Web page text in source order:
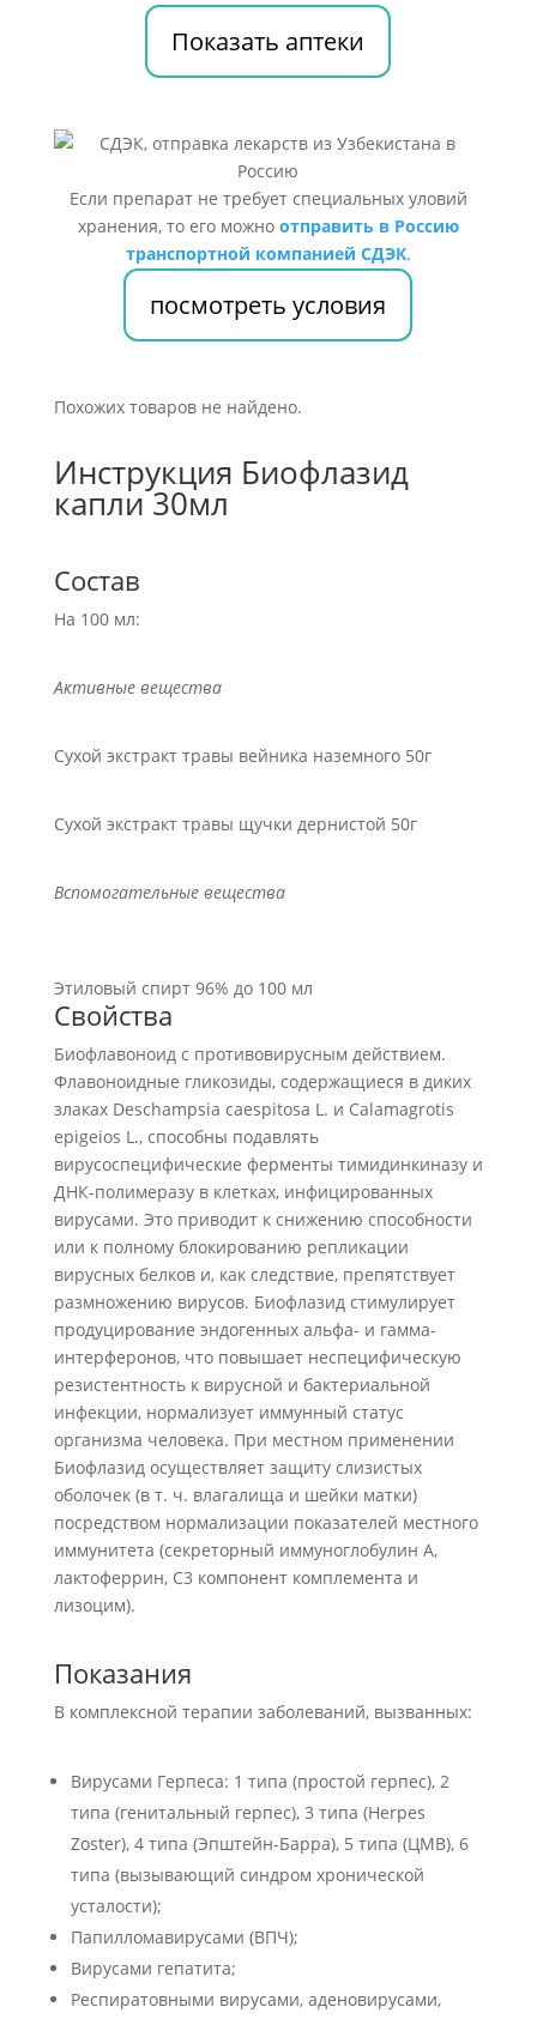
Показать аптеки
Если препарат не требует специальных уловий
хранения, то его можно отправить в Россию
транспортной компанией СДЭК.
посмотреть условия
Похожих товаров не найдено.
Инструкция Биофлазид
капли 30мл
Состав
На 100 мл:
Активные вещества
Сухой экстракт травы вейника наземного 50г
Сухой экстракт травы щучки дернистой 50г
Вспомогательные вещества
Этиловый спирт 96% до 100 мл
Свойства
Биофлавоноид с противовирусным действием.
Флавоноидные гликозиды, содержащиеся в диких
злаках Deschampsia caespitosa L. и Calamagrotis
epigeios L., способны подавлять
вирусоспецифические ферменты тимидинкиназу и
ДНК-полимеразу в клетках, инфицированных
вирусами. Это приводит к снижению способности
или к полному блокированию репликации
вирусных белков и, как следствие, препятствует
размножению вирусов. Биофлазид стимулирует
продуцирование эндогенных альфа- и гамма-
интерферонов, что повышает неспецифическую
резистентность к вирусной и бактериальной
инфекции, нормализует иммунный статус
организма человека. При местном применении
Биофлазид осуществляет защиту слизистых
оболочек (в т. ч. влагалища и шейки матки)
посредством нормализации показателей местного
иммунитета (секреторный иммуноглобулин A,
лактоферрин, С3 компонент комплемента и
лизоцим).
Показания
В комплексной терапии заболеваний, вызванных:
Вирусами Герпеса: 1 типа (простой герпес), 2
типа (генитальный герпес), 3 типа (Herpes
Zoster), 4 типа (Эпштейн-Барра), 5 типа (ЦМВ), 6
типа (вызывающий синдром хронической
усталости);
Папилломавирусами (ВПЧ);
Вирусами гепатита;
Респиратовными вирусами, аденовирусами,